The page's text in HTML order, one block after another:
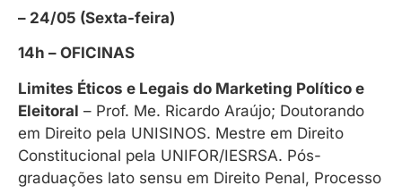
– 24/05 (Sexta-feira)
14h – OFICINAS
Limites Éticos e Legais do Marketing Político e
Eleitoral – Prof. Me. Ricardo Araújo; Doutorando
em Direito pela UNISINOS. Mestre em Direito
Constitucional pela UNIFOR/IESRSA. Pós-
graduações lato sensu em Direito Penal, Processo